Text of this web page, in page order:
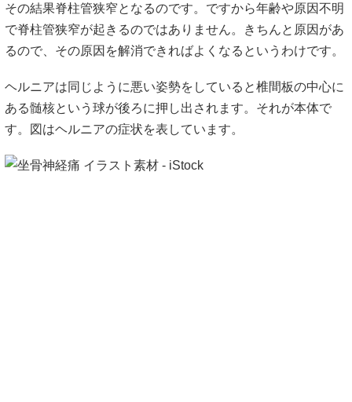
その結果脊柱管狭窄となるのです。ですから年齢や原因不明
で脊柱管狭窄が起きるのではありません。きちんと原因があ
るので、その原因を解消できればよくなるというわけです。
ヘルニアは同じように悪い姿勢をしていると椎間板の中心に
ある髄核という球が後ろに押し出されます。それが本体で
す。図はヘルニアの症状を表しています。